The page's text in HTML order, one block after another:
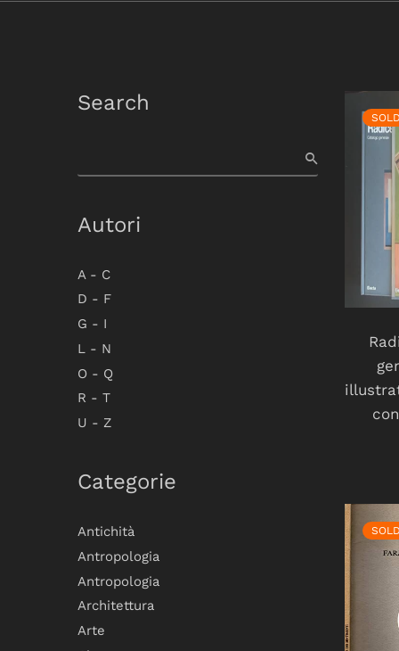
Search
Autori
A - C
D - F
G - I
L - N
O - Q
R - T
U - Z
Categorie
Antichità
Antropologia
Antropologia
Architettura
Arte